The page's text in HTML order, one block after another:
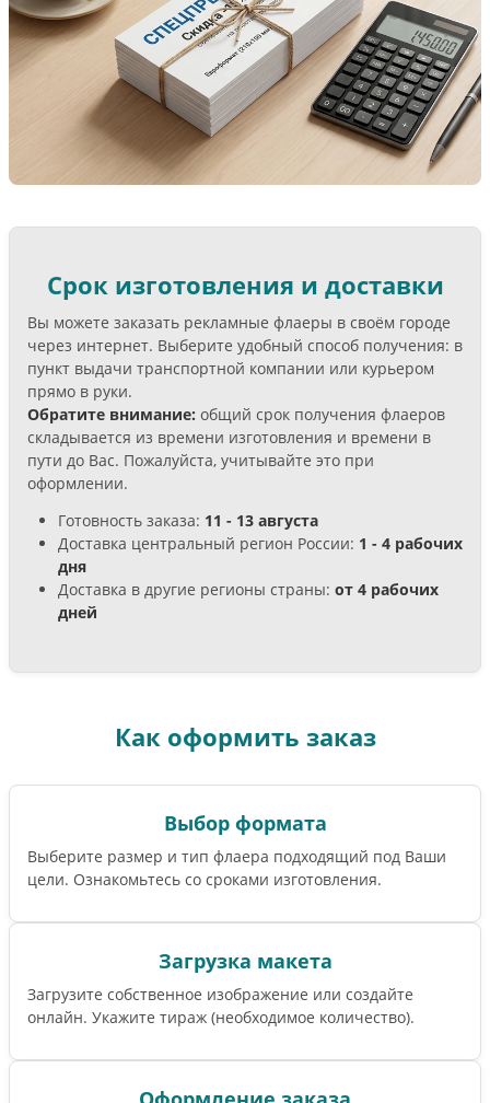
Срок изготовления и доставки
Вы можете заказать рекламные флаеры в своём городе
через интернет. Выберите удобный способ получения: в
пункт выдачи транспортной компании или курьером
прямо в руки.
Обратите внимание: общий срок получения флаеров
складывается из времени изготовления и времени в
пути до Вас. Пожалуйста, учитывайте это при
оформлении.
Готовность заказа: 11 - 13 августа
Доставка центральный регион России: 1 - 4 рабочих
дня
Доставка в другие регионы страны: от 4 рабочих
дней
Как оформить заказ
Выбор формата
Выберите размер и тип флаера подходящий под Ваши
цели. Ознакомьтесь со сроками изготовления.
Загрузка макета
Загрузите собственное изображение или создайте
онлайн. Укажите тираж (необходимое количество).